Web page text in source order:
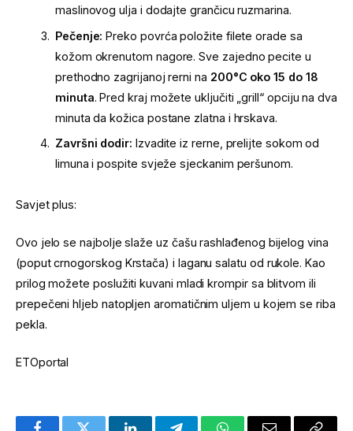
maslinovog ulja i dodajte grančicu ruzmarina.
Pečenje: Preko povrća položite filete orade sa
kožom okrenutom nagore. Sve zajedno pecite u
prethodno zagrijanoj rerni na 200°C oko 15 do 18
minuta. Pred kraj možete uključiti „grill“ opciju na dva
minuta da kožica postane zlatna i hrskava.
Završni dodir: Izvadite iz rerne, prelijte sokom od
limuna i pospite svježe sjeckanim peršunom.
Savjet plus:
Ovo jelo se najbolje slaže uz čašu rashlađenog bijelog vina
(poput crnogorskog Krstača) i laganu salatu od rukole. Kao
prilog možete poslužiti kuvani mladi krompir sa blitvom ili
prepečeni hljeb natopljen aromatičnim uljem u kojem se riba
pekla.
ETOportal